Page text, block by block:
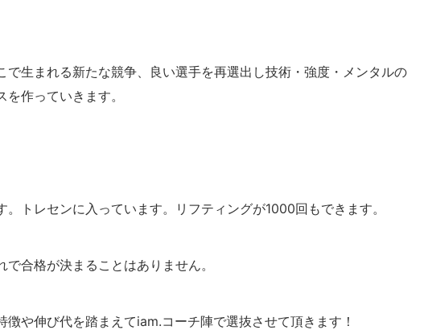
で生まれる新たな競争、良い選手を再選出し技術・強度・メンタルの
作っていきます。
トレセンに入っています。リフティングが1000回もできます。
合格が決まることはありません。
や伸び代を踏まえてiam.コーチ陣で選抜させて頂きます！